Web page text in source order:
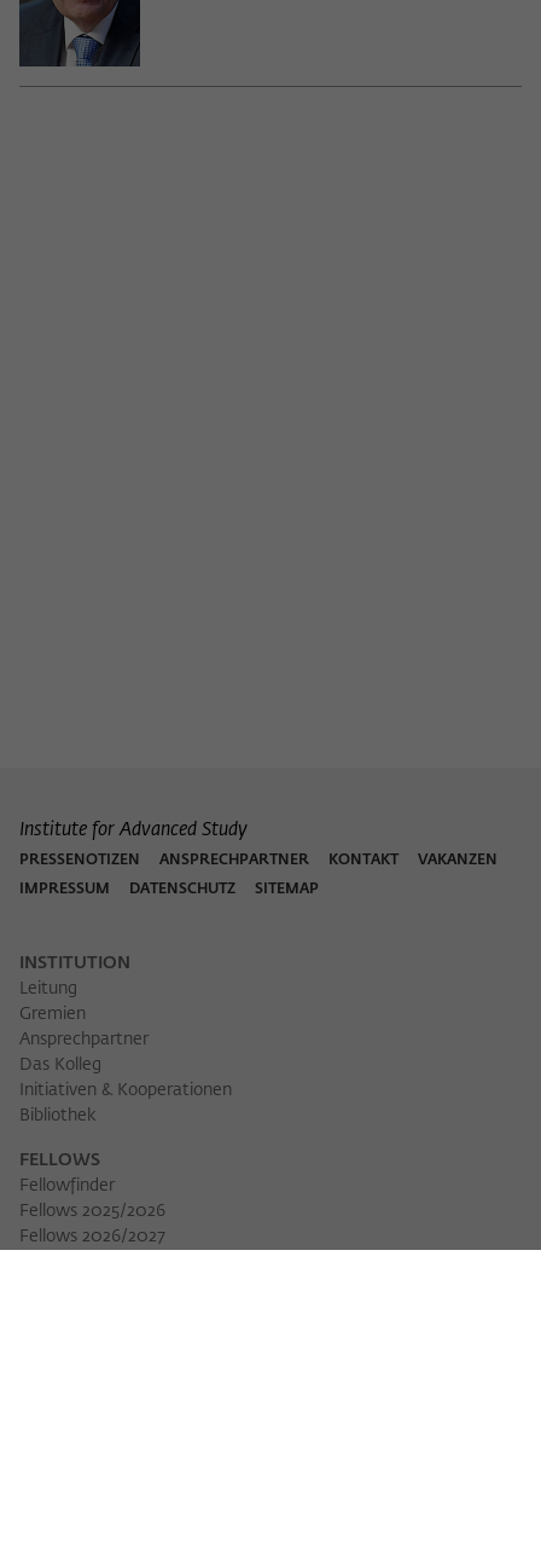
Institute for Advanced Study
PRESSENOTIZEN ANSPRECHPARTNER KONTAKT
VAKANZEN
IMPRESSUM
DATENSCHUTZ SITEMAP
INSTITUTION
Leitung
Gremien
Ansprechpartner
Das Kolleg
Initiativen & Kooperationen
Bibliothek
FELLOWS
Fellowfinder
Fellows 2025/2026
Fellows 2026/2027